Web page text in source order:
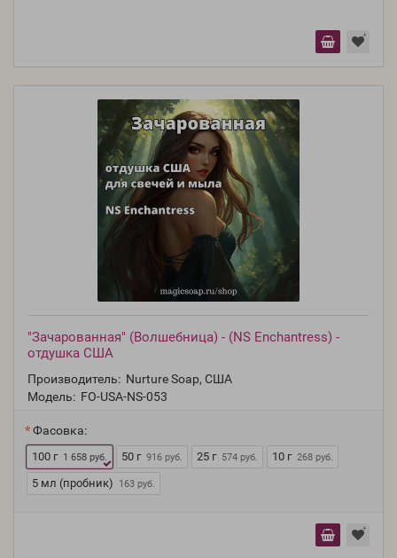
"Зачарованная" (Волшебница) - (NS Enchantress) -
отдушка США
Производитель: Nurture Soap, США
Модель: FO-USA-NS-053
Фасовка:
100 г 1 658 руб. 50 г 916 руб. 25 г 574 руб. 10 г 268 руб.
5 мл (пробник) 163 руб.